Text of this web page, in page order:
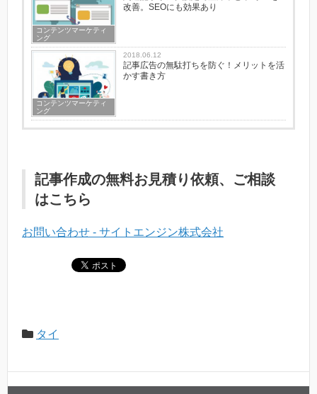
コンテンツマーケティ
ング
改善。SEOにも効果あり
コンテンツマーケティ
ング
2018.06.12
記事広告の無駄打ちを防ぐ！メリットを活
かす書き方
記事作成の無料お見積り依頼、ご相談
はこちら
お問い合わせ - サイトエンジン株式会社
タイ